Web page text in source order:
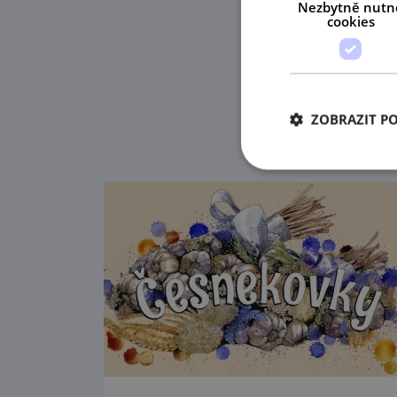
Nezbytně
cookies
ZOBRAZIT